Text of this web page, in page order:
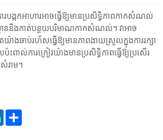
បង្កកអាហារអាចធ្វើឱ្យមានប្រសិទ្ធិភាពកាកសំណល់
ាននិងកាត់បន្ថយបរិមាណកាកសំណល់។ វាអាច
ងឆាប់រហ័សធ្វើឱ្យមានភាពងាយស្រួលក្នុងការរក្សា
ាល់ការក្រៀវយ៉ាងមានប្រសិទ្ធិភាពធ្វើឱ្យប្រសើរ
សំរាម។
LinkedInShare